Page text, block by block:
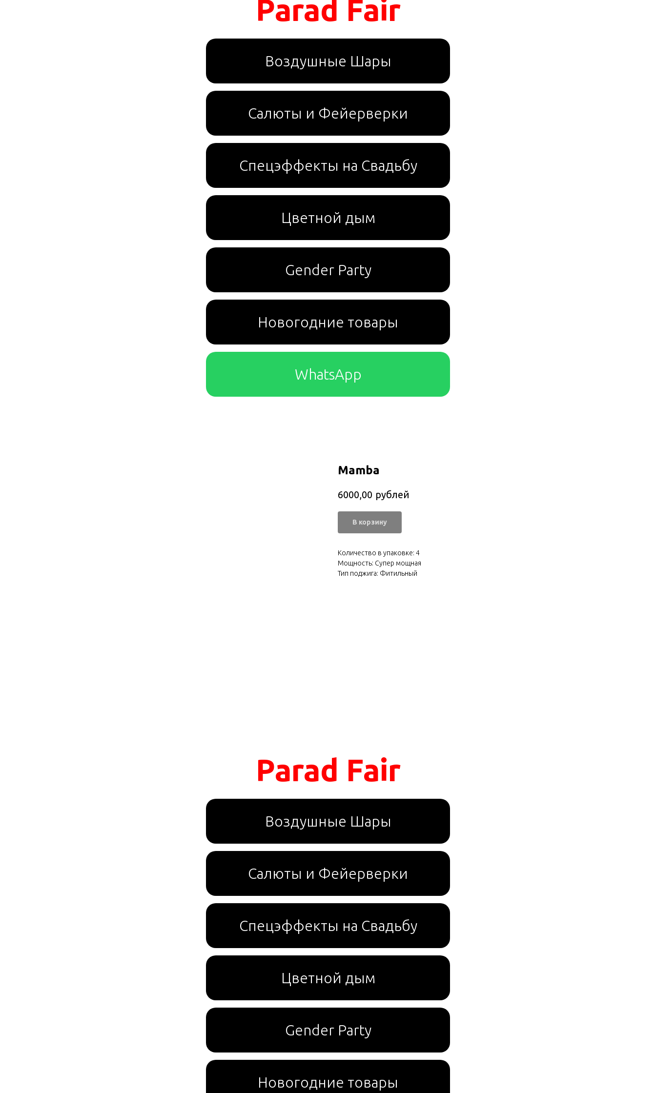
Parad Fair
Воздушные Шары
Салюты и Фейерверки
Спецэффекты на Свадьбу
Цветной дым
Gender Party
Новогодние товары
WhatsApp
Mamba
6000,00 рублей
В корзину
Количество в упаковке: 4
Мощность: Супер мощная
Тип поджига: Фитильный
Parad Fair
Воздушные Шары
Салюты и Фейерверки
Спецэффекты на Свадьбу
Цветной дым
Gender Party
Новогодние товары